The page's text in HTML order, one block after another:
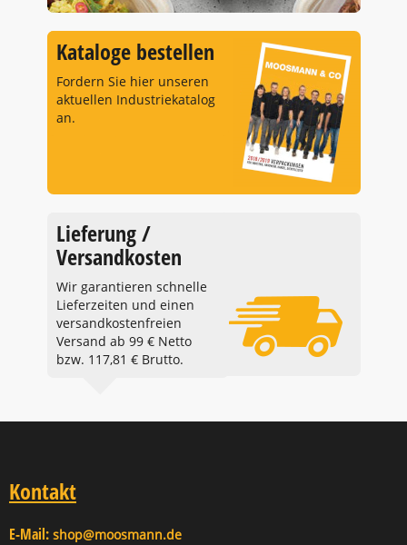
Kataloge bestellen
Fordern Sie hier unseren
aktuellen Industriekatalog
an.
Lieferung /
Versandkosten
Wir garantieren schnelle
Lieferzeiten und einen
versandkostenfreien
Versand ab 99 € Netto
bzw. 117,81 € Brutto.
Kontakt
E-Mail: shop@moosmann.de